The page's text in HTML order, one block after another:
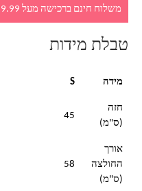
משלוח חינם ברכישה מעל 199.99ש'ח
טבלת מידות
מידה S
חזה
(ס"מ)
45
אורך
החולצה
(ס"מ)
58